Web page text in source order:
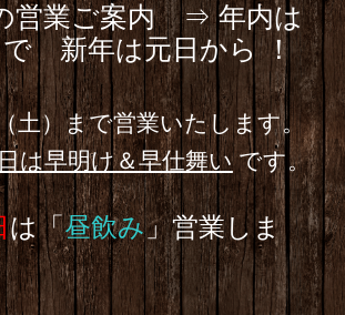
営業ご案内 ⇒ 年内は
で 新年は元日から ！
土）まで営業いたします。
は早明け＆早仕舞いです。
は「昼飲み」営業しま